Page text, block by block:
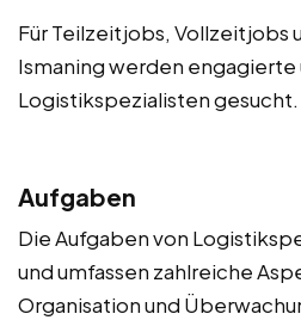
Für Teilzeitjobs, Vollzeitjobs
Ismaning werden
Logistikspezialisten gesucht.
Aufgaben
Die Aufgaben von
und umfassen zahlreiche
Organisation und